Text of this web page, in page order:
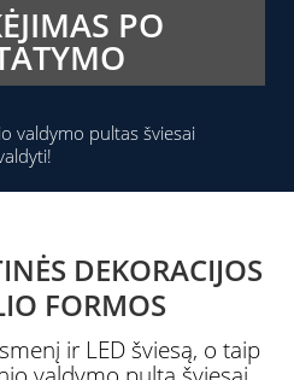
PO
valdymo pultas šviesai
DEKORACIJOS
FORMOS
ir LED šviesą, o taip